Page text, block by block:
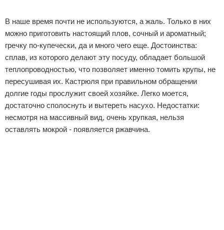
В наше время почти не используются, а жаль. Только в них
можно приготовить настоящий плов, сочный и ароматный;
гречку по-купечески, да и много чего еще. Достоинства:
сплав, из которого делают эту посуду, обладает большой
теплопроводностью, что позволяет именно томить крупы, не
пересушивая их. Кастрюля при правильном обращении
долгие годы прослужит своей хозяйке. Легко моется,
достаточно сполоснуть и вытереть насухо. Недостатки:
несмотря на массивный вид, очень хрупкая, нельзя
оставлять мокрой - появляется ржавчина.